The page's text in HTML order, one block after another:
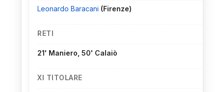
Leonardo Baracani (Firenze)
RETI
21' Maniero, 50' Calaiò
XI TITOLARE